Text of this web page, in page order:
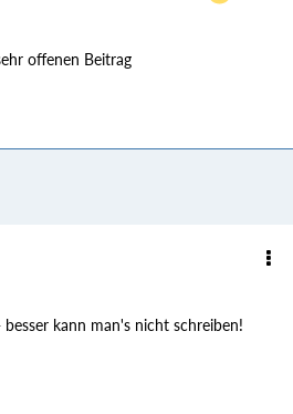
offenen Beitrag
kann man's nicht schreiben!